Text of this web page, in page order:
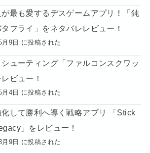
最も愛するデスゲームアプリ！「鈍
フライ」をネタバレレビュー！
月9日 に投稿された
シューティング「ファルコンスクワッ
ビュー！
月4日 に投稿された
して勝利へ導く戦略アプリ 「Stick
」をレビュー！
月9日 に投稿された